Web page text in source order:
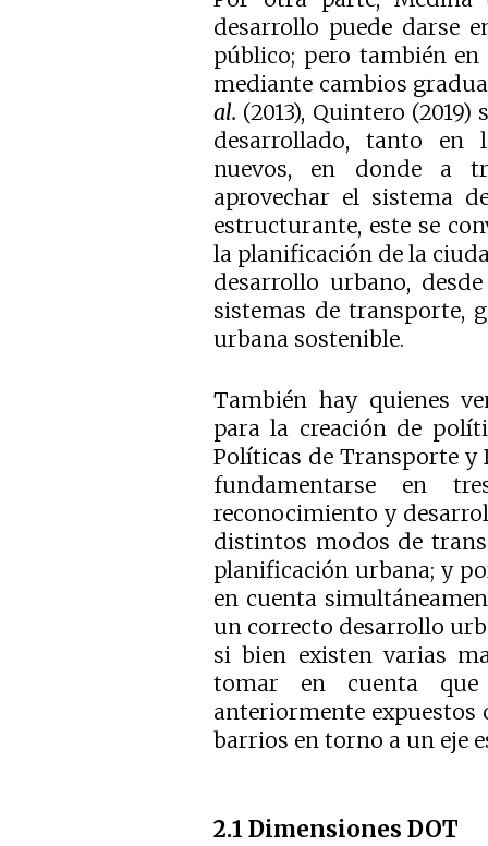
desarrollo puede darse
público; pero también
mediante cambios
al. (2013), Quintero
desarrollado, tanto en
nuevos, en donde a
aprovechar el sistema
estructurante, este se
la planificación de la
desarrollo urbano,
sistemas de transporte,
urbana sostenible.
También hay quienes
para la creación de
Políticas de Transporte y
fundamentarse en
reconocimiento y
distintos modos de
planificación urbana; y
en cuenta
un correcto desarrollo
si bien existen varias
tomar en cuenta
anteriormente expuestos
barrios en torno a un eje
2.1 Dimensiones DOT